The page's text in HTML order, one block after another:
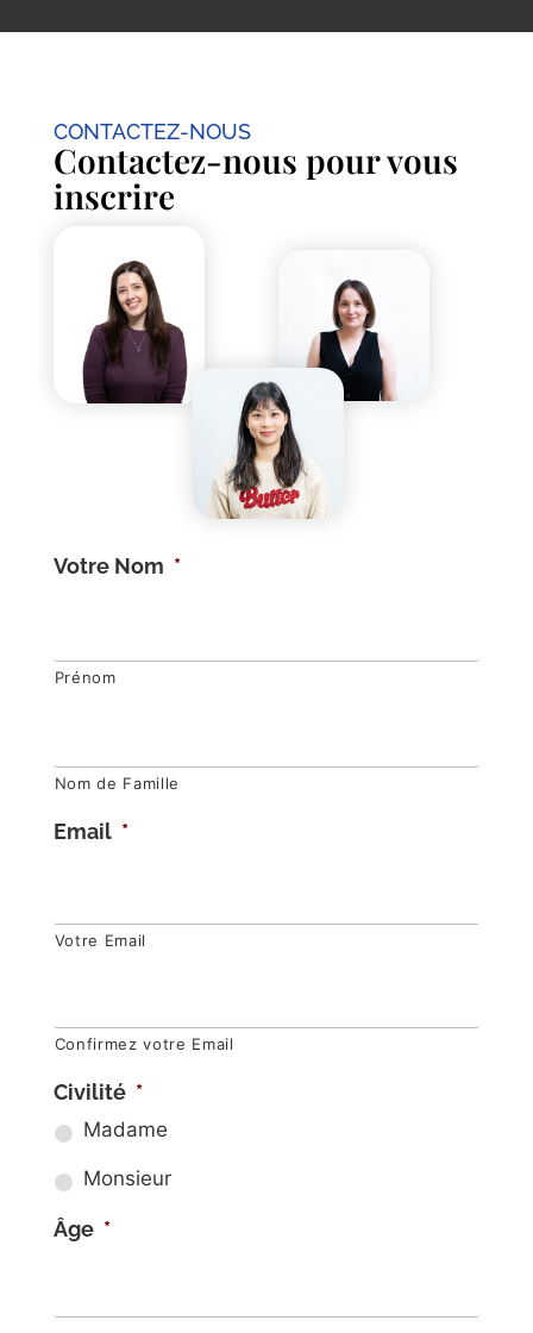
CONTACTEZ-NOUS
Contactez-nous pour vous
inscrire
Votre Nom *
Prénom
Nom de Famille
Email *
Votre Email
Confirmez votre Email
Civilité *
Madame
Monsieur
Âge *